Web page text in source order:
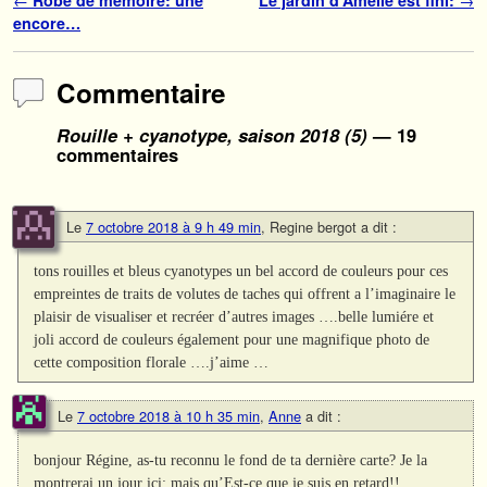
encore…
Commentaire
Rouille + cyanotype, saison 2018 (5)— 19
commentaires
Le 7 octobre 2018 à 9 h 49 min, Regine bergot a dit :
tons rouilles et bleus cyanotypes un bel accord de couleurs pour ces
empreintes de traits de volutes de taches qui offrent a l’imaginaire le
plaisir de visualiser et recréer d’autres images ….belle lumiére et
joli accord de couleurs également pour une magnifique photo de
cette composition florale ….j’aime …
Le 7 octobre 2018 à 10 h 35 min, Anne a dit :
bonjour Régine, as-tu reconnu le fond de ta dernière carte? Je la
montrerai un jour ici; mais qu’Est-ce que je suis en retard!!